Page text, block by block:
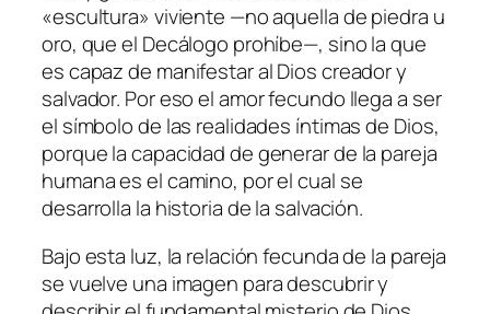
«escultura» viviente —no aquella de piedra u
oro, que el Decálogo prohíbe—, sino la que
es capaz de manifestar al Dios creador y
salvador. Por eso el amor fecundo llega a ser
el símbolo de las realidades íntimas de Dios,
porque la capacidad de generar de la pareja
humana es el camino, por el cual se
desarrolla la historia de la salvación.
Bajo esta luz, la relación fecunda de la pareja
se vuelve una imagen para descubrir y